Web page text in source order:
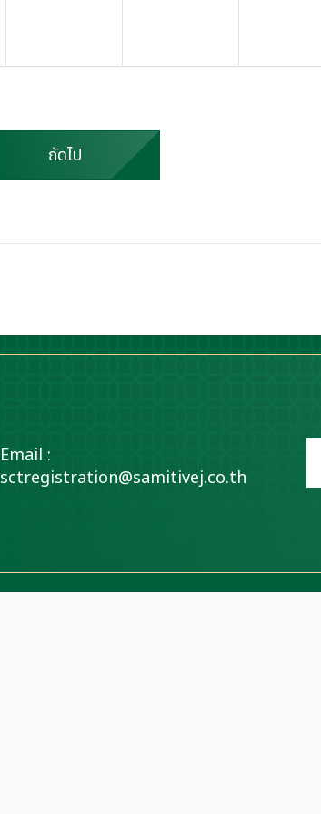
ถัดไป
Email :
sctregistration@samitivej.co.th